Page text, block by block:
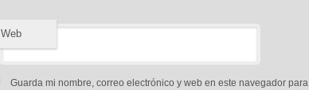
Web
Guarda mi nombre, correo electrónico y web en este navegador para